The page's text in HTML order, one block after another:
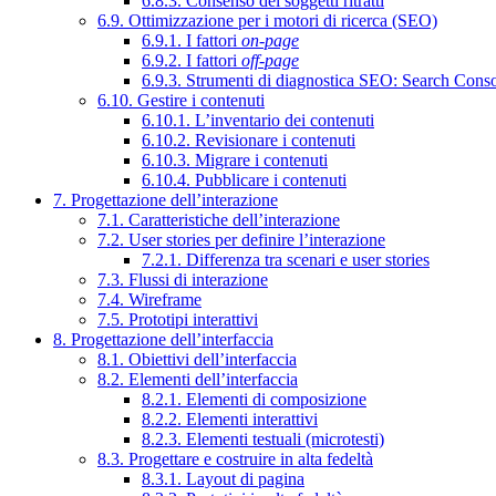
6.9. Ottimizzazione per i motori di ricerca (SEO)
6.9.1. I fattori on-page
6.9.2. I fattori off-page
6.9.3. Strumenti di diagnostica SEO: Search
6.10. Gestire i contenuti
6.10.1. L’inventario dei contenuti
6.10.2. Revisionare i contenuti
6.10.3. Migrare i contenuti
6.10.4. Pubblicare i contenuti
7. Progettazione dell’interazione
7.1. Caratteristiche dell’interazione
7.2. User stories per definire l’interazione
7.2.1. Differenza tra scenari e user stories
7.3. Flussi di interazione
7.4. Wireframe
7.5. Prototipi interattivi
8. Progettazione dell’interfaccia
8.1. Obiettivi dell’interfaccia
8.2. Elementi dell’interfaccia
8.2.1. Elementi di composizione
8.2.2. Elementi interattivi
8.2.3. Elementi testuali (microtesti)
8.3. Progettare e costruire in alta fedeltà
8.3.1. Layout di pagina